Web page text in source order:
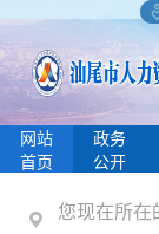
网站
首页
政务
公开
您现在所在